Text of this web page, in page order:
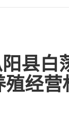
阳县
殖经营